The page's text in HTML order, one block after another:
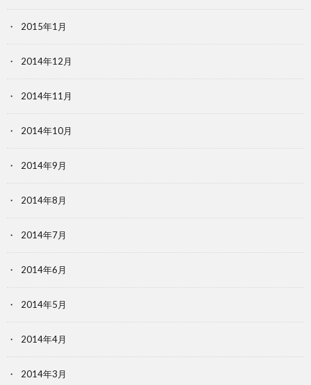
2015年1月
2014年12月
2014年11月
2014年10月
2014年9月
2014年8月
2014年7月
2014年6月
2014年5月
2014年4月
2014年3月